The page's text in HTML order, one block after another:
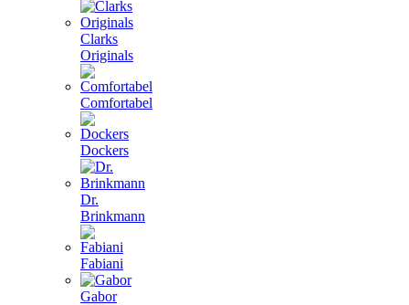
Clarks
Originals
Comfortabel
Dockers
Dr.
Brinkmann
Fabiani
Gabor